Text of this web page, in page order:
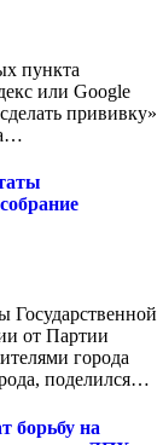
пункта
или Google
прививку»
Государственной
от Партии
города
поделился…
борьбу на